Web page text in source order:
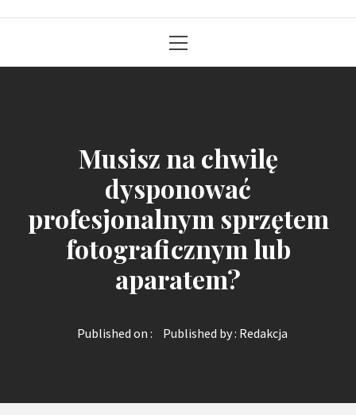
Menu
Musisz na chwilę
dysponować
profesjonalnym sprzętem
fotograficznym lub
aparatem?
Published on : Published by : Redakcja